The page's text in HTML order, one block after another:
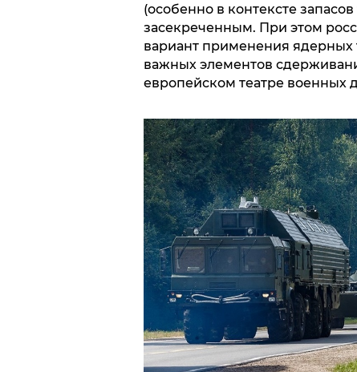
(особенно в контексте
засекреченным. При этом
вариант применения ядерных
важных элементов
европейском театре военных